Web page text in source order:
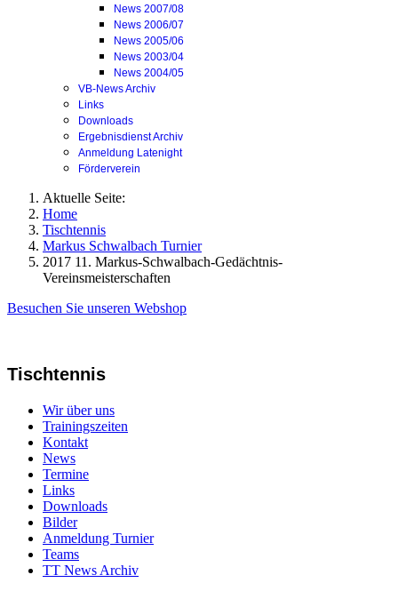
News 2007/08
News 2006/07
News 2005/06
News 2003/04
News 2004/05
VB-News Archiv
Links
Downloads
Ergebnisdienst Archiv
Anmeldung Latenight
Förderverein
Aktuelle Seite:
Home
Tischtennis
Markus Schwalbach Turnier
2017 11. Markus-Schwalbach-Gedächtnis-
Vereinsmeisterschaften
Besuchen Sie unseren Webshop
Tischtennis
Wir über uns
Trainingszeiten
Kontakt
News
Termine
Links
Downloads
Bilder
Anmeldung Turnier
Teams
TT News Archiv